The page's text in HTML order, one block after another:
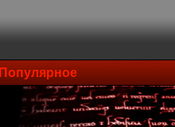
Популярное